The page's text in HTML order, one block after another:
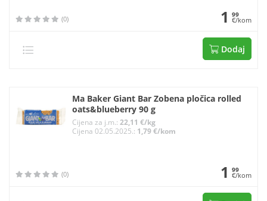
(0) 1 99
€/kom
Dodaj
Ma Baker Giant Bar Zobena pločica rolled
oats&blueberry 90 g
Cijena za j.m.: 22,11 €/kg
Cijena 02.05.2025.: 1,79 €/kom
(0) 1 99
€/kom